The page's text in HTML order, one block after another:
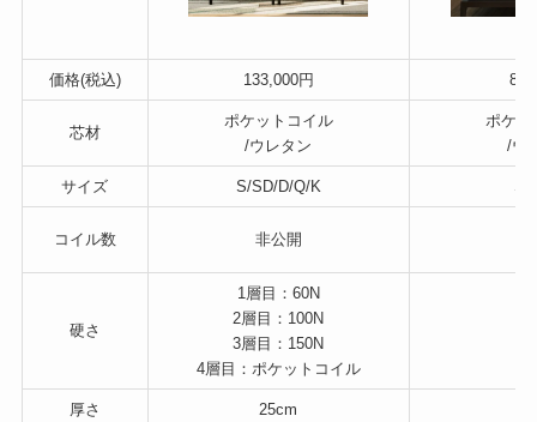
価格(税込) 133,000円
芯材
ポケットコイル
/ウレタン
ポケッ
/ウ
サイズ S/SD/D/Q/K S/
コイル数 非公開
硬さ
1層目：60N
2層目：100N
3層目：150N
4層目：ポケットコイル
厚さ 25cm